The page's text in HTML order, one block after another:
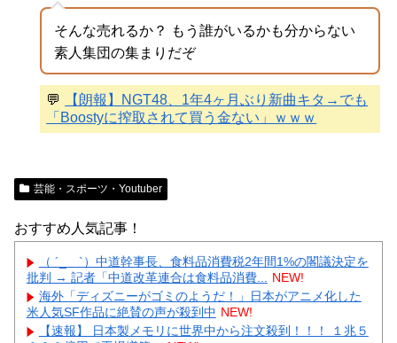
そんな売れるか？ もう誰がいるかも分からない
素人集団の集まりだぞ
💬
【朗報】NGT48、1年4ヶ月ぶり新曲キタ→でも
「Boostyに搾取されて買う金ない」ｗｗｗ
芸能・スポーツ・Youtuber
おすすめ人気記事！
（ ´_ゝ`）中道幹事長、食料品消費税2年間1%の閣議決定を
批判 → 記者「中道改革連合は食料品消費...
NEW!
海外「ディズニーがゴミのようだ！」日本がアニメ化した
米人気SF作品に絶賛の声が殺到中 NEW!
【速報】 日本製メモリに世界中から注文殺到！！！ １兆５